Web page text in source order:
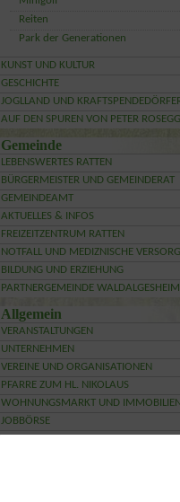
Reiten
Park der Generationen
KUNST UND KULTUR
GESCHICHTE
JOGLLAND UND
AUF DEN SPUREN VON PETER
Gemeinde
LEBENSWERTES RATTEN
BÜRGERMEISTER UND GEMEINDERAT
GEMEINDEAMT
AKTUELLES & INFOS
FREIZEITZENTRUM RATTEN
NOTFALL UND MEDIZNISCHE
BILDUNG UND ERZIEHUNG
PARTNERGEMEINDE WALDALGESHEIM
Allgemein
VERANSTALTUNGEN
UNTERNEHMEN
VEREINE UND ORGANISATIONEN
PFARRE ZUM HL. NIKOLAUS
WOHNUNGSMARKT UND
JOBBÖRSE
LINKS